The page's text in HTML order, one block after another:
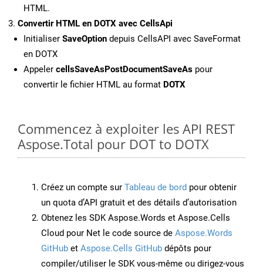
HTML.
Convertir HTML en DOTX avec CellsApi
Initialiser SaveOption depuis CellsAPI avec SaveFormat
en DOTX
Appeler cellsSaveAsPostDocumentSaveAs pour
convertir le fichier HTML au format DOTX
Commencez à exploiter les API REST
Aspose.Total pour DOT to DOTX
Créez un compte sur Tableau de bord pour obtenir
un quota d’API gratuit et des détails d’autorisation
Obtenez les SDK Aspose.Words et Aspose.Cells
Cloud pour Net le code source de Aspose.Words
GitHub et Aspose.Cells GitHub dépôts pour
compiler/utiliser le SDK vous-même ou dirigez-vous